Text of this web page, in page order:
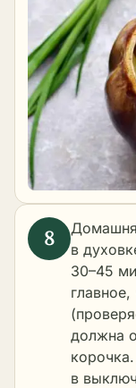
в
30–45
должна
в